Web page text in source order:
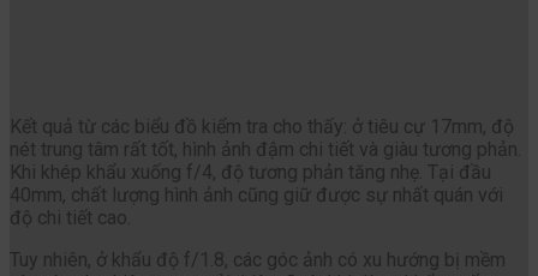
Kết quả từ các biểu đồ kiểm tra cho thấy: ở tiêu cự 17mm, độ
nét trung tâm rất tốt, hình ảnh đậm chi tiết và giàu tương phản.
Khi khép khẩu xuống f/4, độ tương phản tăng nhẹ. Tại đầu
40mm, chất lượng hình ảnh cũng giữ được sự nhất quán với
độ chi tiết cao.
Tuy nhiên, ở khẩu độ f/1.8, các góc ảnh có xu hướng bị mềm